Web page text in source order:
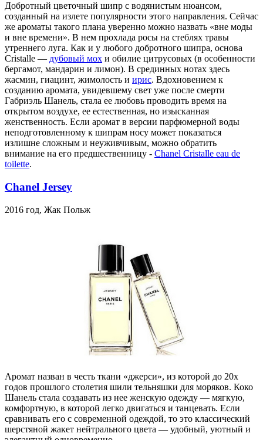
Добротный цветочный шипр с водянистым нюансом,
созданный на излете популярности этого направления. Сейчас
же ароматы такого плана уверенно можно назвать «вне моды
и вне времени». В нем прохлада росы на стеблях травы
утреннего луга. Как и у любого добротного шипра, основа
Cristalle — дубовый мох и обилие цитрусовых (в особенности
бергамот, мандарин и лимон). В срединных нотах здесь
жасмин, гиацинт, жимолость и ирис. Вдохновением к
созданию аромата, увидевшему свет уже после смерти
Габриэль Шанель, стала ее любовь проводить время на
открытом воздухе, ее естественная, но изысканная
женственность. Если аромат в версии парфюмерной воды
неподготовленному к шипрам носу может показаться
излишне сложным и неуживчивым, можно обратить
внимание на его предшественницу - Chanel Cristalle eau de
toilette.
Chanel Jersey
2016 год, Жак Польж
Аромат назван в честь ткани «джерси», из которой до 20х
годов прошлого столетия шили тельняшки для моряков. Коко
Шанель стала создавать из нее женскую одежду — мягкую,
комфортную, в которой легко двигаться и танцевать. Если
сравнивать его с современной одеждой, то это классический
шерстяной жакет нейтрального цвета — удобный, уютный и